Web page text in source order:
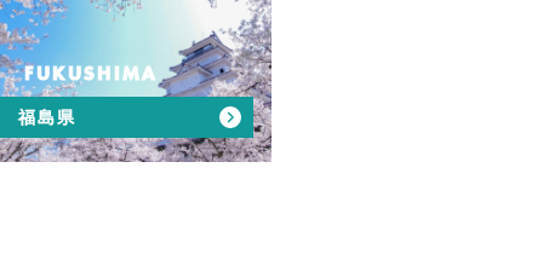
FUKUSHIMA
福島県